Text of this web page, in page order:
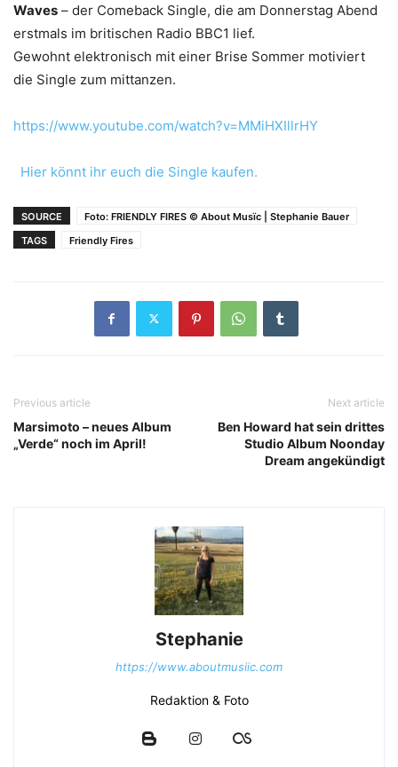
Waves – der Comeback Single, die am Donnerstag Abend
erstmals im britischen Radio BBC1 lief.
Gewohnt elektronisch mit einer Brise Sommer motiviert
die Single zum mittanzen.
https://www.youtube.com/watch?v=MMiHXIllrHY
Hier könnt ihr euch die Single kaufen.
SOURCE
Foto: FRIENDLY FIRES © About Musïc | Stephanie Bauer
TAGS
Friendly Fires
Previous article
Marsimoto – neues Album
„Verde“ noch im April!
Next article
Ben Howard hat sein drittes
Studio Album Noonday
Dream angekündigt
Stephanie
https://www.aboutmusiic.com
Redaktion & Foto